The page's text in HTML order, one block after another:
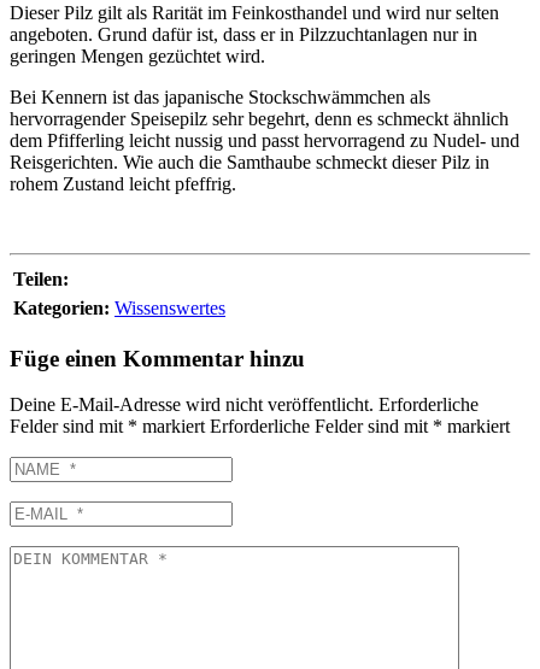
Dieser Pilz gilt als Rarität im Feinkosthandel und wird nur selten
angeboten. Grund dafür ist, dass er in Pilzzuchtanlagen nur in
geringen Mengen gezüchtet wird.
Bei Kennern ist das japanische Stockschwämmchen als
hervorragender Speisepilz sehr begehrt, denn es schmeckt ähnlich
dem Pfifferling leicht nussig und passt hervorragend zu Nudel- und
Reisgerichten. Wie auch die Samthaube schmeckt dieser Pilz in
rohem Zustand leicht pfeffrig.
Teilen:
Kategorien: Wissenswertes
Füge einen Kommentar hinzu
Deine E-Mail-Adresse wird nicht veröffentlicht. Erforderliche
Felder sind mit * markiert Erforderliche Felder sind mit * markiert